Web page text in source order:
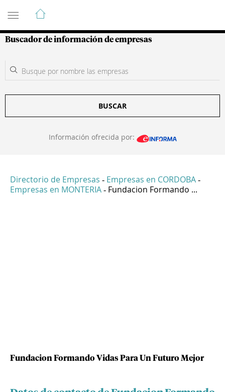
Guía de Empresas Colombianas
Buscador de información de empresas
BUSCAR
Información ofrecida por:
Directorio de Empresas - Empresas en CORDOBA -
Empresas en MONTERIA - Fundacion Formando ...
Fundacion Formando Vidas Para Un Futuro Mejor